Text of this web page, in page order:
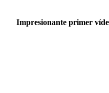
Impresionante primer